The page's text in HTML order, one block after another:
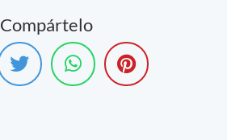
Compártelo